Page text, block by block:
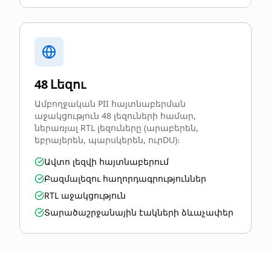
48 Լեզու
Ամբողջական PII հայտնաբերման
աջակցություն 48 լեզուների համար,
ներառյալ RTL լեզուները (արաբերեն,
եբրայերեն, պարսկերեն, ուրDU)։
Ավտո լեզվի հայտնաբերում
Բազմալեզու հաղորդագրություններ
RTL աջակցություն
Տարածաշրջանային էակների ձևաչափեր